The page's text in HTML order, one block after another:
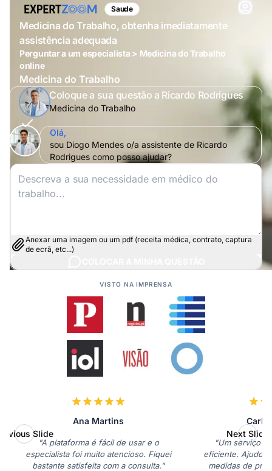
Saude
Medicina do Trabalho, obtenha imediatamente
assistência adequada
Perguntar a um especialista > Medicina do Trabalho
online
Medicina do Trabalho
Coloque a sua questão a Ricardo Rodrigues
Medicina do Trabalho
Olá,
sou Diogo Mendes o/a assistente de Ricardo
Rodrigues como posso ajudar?
Anexar uma imagem ou um pdf (receita médica, contrato, captura
de ecrã, etc...)
VISTO NA IMPRENSA
Ana Martins
"A plataforma é fácil de usar e o
especialista foi muito atencioso. Fiquei
bastante satisfeita com a consulta."
"Um serviço
eficiente.
medidas de
Slide Next Slide